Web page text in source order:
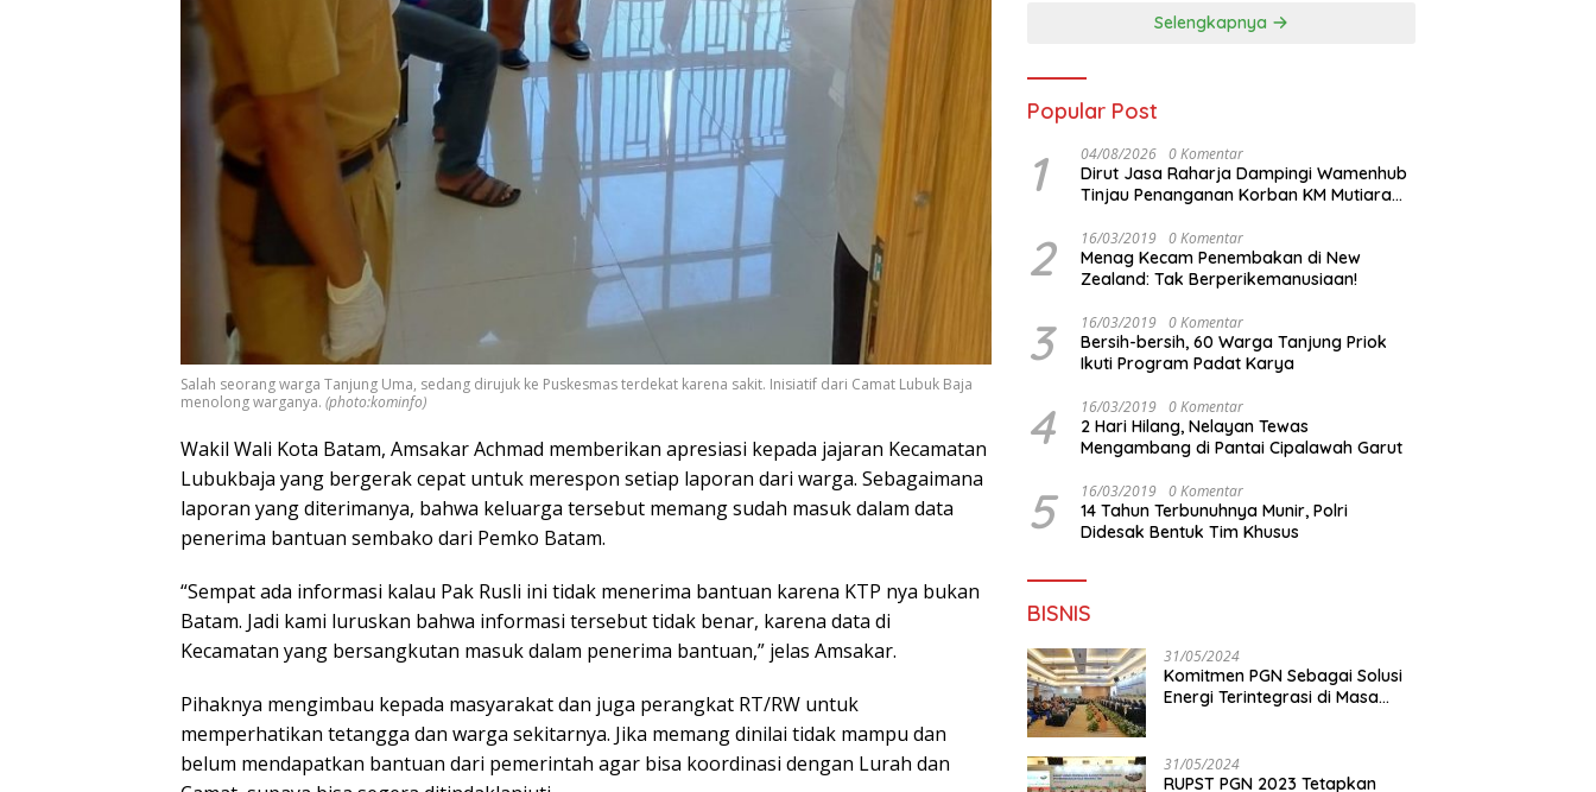
Salah seorang warga Tanjung Uma, sedang dirujuk ke Puskesmas terdekat karena sakit. Inisiatif dari Camat Lubuk Baja
menolong warganya. (photo:kominfo)
Wakil Wali Kota Batam, Amsakar Achmad memberikan apresiasi kepada jajaran Kecamatan
Lubukbaja yang bergerak cepat untuk merespon setiap laporan dari warga. Sebagaimana
laporan yang diterimanya, bahwa keluarga tersebut memang sudah masuk dalam data
penerima bantuan sembako dari Pemko Batam.
“Sempat ada informasi kalau Pak Rusli ini tidak menerima bantuan karena KTP nya bukan
Batam. Jadi kami luruskan bahwa informasi tersebut tidak benar, karena data di
Kecamatan yang bersangkutan masuk dalam penerima bantuan,” jelas Amsakar.
Pihaknya mengimbau kepada masyarakat dan juga perangkat RT/RW untuk
memperhatikan tetangga dan warga sekitarnya. Jika memang dinilai tidak mampu dan
belum mendapatkan bantuan dari pemerintah agar bisa koordinasi dengan Lurah dan
Selengkapnya
Popular Post
1 04/08/2026 0 Komentar
Dirut Jasa Raharja Dampingi Wamenhub
Tinjau Penanganan Korban KM Mutiara
2 16/03/2019 0 Komentar
Menag Kecam Penembakan di New
Zealand: Tak Berperikemanusiaan!
3 16/03/2019 0 Komentar
Bersih-bersih, 60 Warga Tanjung Priok
Ikuti Program Padat Karya
4 16/03/2019 0 Komentar
2 Hari Hilang, Nelayan Tewas
Mengambang di Pantai Cipalawah Garut
5 16/03/2019 0 Komentar
14 Tahun Terbunuhnya Munir, Polri
Didesak Bentuk Tim Khusus
BISNIS
31/05/2024
Komitmen PGN Sebagai Solusi
Energi Terintegrasi di Masa
31/05/2024
RUPST PGN 2023 Tetapkan